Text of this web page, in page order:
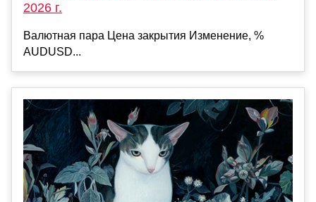
2026 г.
Валютная пара Цена закрытия Изменение, %
AUDUSD...